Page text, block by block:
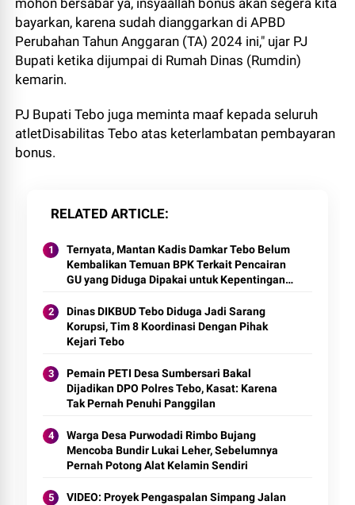
mohon bersabar ya, insyaallah bonus akan segera kita
bayarkan, karena sudah dianggarkan di APBD
Perubahan Tahun Anggaran (TA) 2024 ini," ujar PJ
Bupati ketika dijumpai di Rumah Dinas (Rumdin)
kemarin.
PJ Bupati Tebo juga meminta maaf kepada seluruh
atletDisabilitas Tebo atas keterlambatan pembayaran
bonus.
RELATED ARTICLE
Ternyata, Mantan Kadis Damkar Tebo Belum
Kembalikan Temuan BPK Terkait Pencairan
GU yang Diduga Dipakai untuk Kepentingan
Dinas DIKBUD Tebo Diduga Jadi Sarang
Korupsi, Tim 8 Koordinasi Dengan Pihak
Kejari Tebo
Pemain PETI Desa Sumbersari Bakal
Dijadikan DPO Polres Tebo, Kasat: Karena
Tak Pernah Penuhi Panggilan
Warga Desa Purwodadi Rimbo Bujang
Mencoba Bundir Lukai Leher, Sebelumnya
Pernah Potong Alat Kelamin Sendiri
VIDEO: Proyek Pengaspalan Simpang Jalan